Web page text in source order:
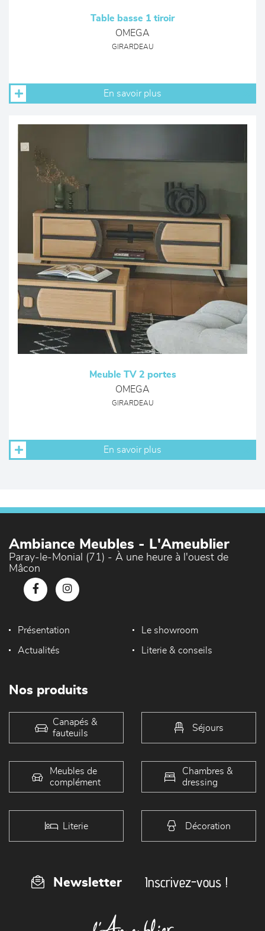
Table basse 1 tiroir
OMEGA
GIRARDEAU
En savoir plus
Meuble TV 2 portes
OMEGA
GIRARDEAU
En savoir plus
Ambiance Meubles - L'Ameublier
Paray-le-Monial (71) - À une heure à l'ouest de
Mâcon
Présentation Le showroom
Actualités Literie & conseils
Nos produits
Canapés &
fauteuils
Séjours
Meubles de
complément
Chambres &
dressing
Literie Décoration
Newsletter Inscrivez-vous !